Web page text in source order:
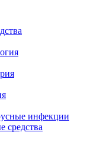
инфекции
средства